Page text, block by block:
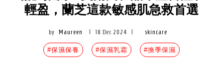
輕盈，蘭芝這款敏感肌急救首選
by Maureen 18 Dec 2024 skincare
#保濕保養 #保濕乳霜 #換季保濕